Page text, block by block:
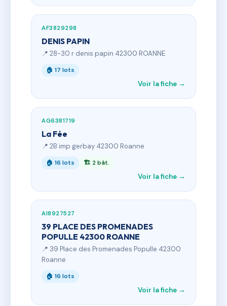
AF3829298
DENIS PAPIN
📍 28-30 r denis papin 42300 ROANNE
🏠 17 lots
Voir la fiche →
AG6381719
La Fée
📍 2B imp gerbay 42300 Roanne
🏠 16 lots 🏗 2 bât.
Voir la fiche →
AI8927527
39 PLACE DES PROMENADES
POPULLE 42300 ROANNE
📍 39 Place des Promenades Populle 42300
Roanne
🏠 16 lots
Voir la fiche →